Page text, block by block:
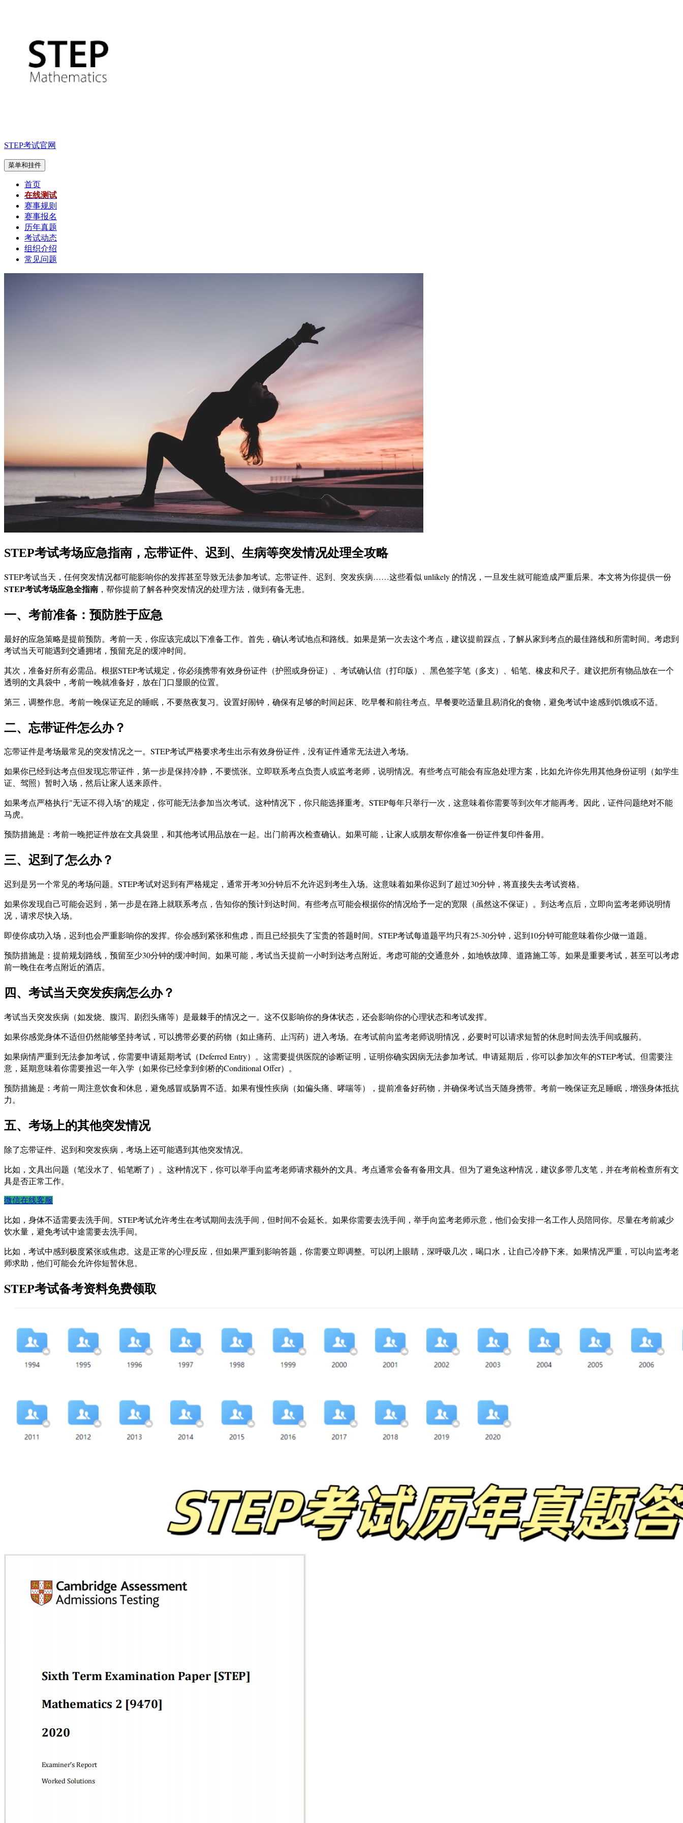
STEP考试官网
菜单和挂件
首页
在线测试
赛事规则
赛事报名
历年真题
考试动态
组织介绍
常见问题
STEP考试考场应急指南，忘带证件、迟到、生病等突发情况处理全攻略
STEP考试当天，任何突发情况都可能影响你的发挥甚至导致无法参加考试。忘带证件、迟到、突发疾病……这些看似 unlikely 的情况，一旦发生就可能造成严重后果。本文将为你提供一份
STEP考试考场应急全指南 ，帮你提前了解各种突发情况的处理方法，做到有备无患。
一、考前准备：预防胜于应急
最好的应急策略是提前预防。考前一天，你应该完成以下准备工作。首先，确认考试地点和路线。如果是第一次去这个考点，建议提前踩点，了解从家到考点的最佳路线和所需时间。考虑到
考试当天可能遇到交通拥堵，预留充足的缓冲时间。
其次，准备好所有必需品。根据STEP考试规定，你必须携带有效身份证件（护照或身份证）、考试确认信（打印版）、黑色签字笔（多支）、铅笔、橡皮和尺子。建议把所有物品放在一个
透明的文具袋中，考前一晚就准备好，放在门口显眼的位置。
第三，调整作息。考前一晚保证充足的睡眠，不要熬夜复习。设置好闹钟，确保有足够的时间起床、吃早餐和前往考点。早餐要吃适量且易消化的食物，避免考试中途感到饥饿或不适。
二、忘带证件怎么办？
忘带证件是考场最常见的突发情况之一。STEP考试严格要求考生出示有效身份证件，没有证件通常无法进入考场。
如果你已经到达考点但发现忘带证件，第一步是保持冷静，不要慌张。立即联系考点负责人或监考老师，说明情况。有些考点可能会有应急处理方案，比如允许你先用其他身份证明（如学生
证、驾照）暂时入场，然后让家人送来原件。
如果考点严格执行"无证不得入场"的规定，你可能无法参加当次考试。这种情况下，你只能选择重考。STEP每年只举行一次，这意味着你需要等到次年才能再考。因此，证件问题绝对不能
马虎。
预防措施是：考前一晚把证件放在文具袋里，和其他考试用品放在一起。出门前再次检查确认。如果可能，让家人或朋友帮你准备一份证件复印件备用。
三、迟到了怎么办？
迟到是另一个常见的考场问题。STEP考试对迟到有严格规定，通常开考30分钟后不允许迟到考生入场。这意味着如果你迟到了超过30分钟，将直接失去考试资格。
如果你发现自己可能会迟到，第一步是在路上就联系考点，告知你的预计到达时间。有些考点可能会根据你的情况给予一定的宽限（虽然这不保证）。到达考点后，立即向监考老师说明情
况，请求尽快入场。
即使你成功入场，迟到也会严重影响你的发挥。你会感到紧张和焦虑，而且已经损失了宝贵的答题时间。STEP考试每道题平均只有25-30分钟，迟到10分钟可能意味着你少做一道题。
预防措施是：提前规划路线，预留至少30分钟的缓冲时间。如果可能，考试当天提前一小时到达考点附近。考虑可能的交通意外，如地铁故障、道路施工等。如果是重要考试，甚至可以考虑
前一晚住在考点附近的酒店。
四、考试当天突发疾病怎么办？
考试当天突发疾病（如发烧、腹泻、剧烈头痛等）是最棘手的情况之一。这不仅影响你的身体状态，还会影响你的心理状态和考试发挥。
如果你感觉身体不适但仍然能够坚持考试，可以携带必要的药物（如止痛药、止泻药）进入考场。在考试前向监考老师说明情况，必要时可以请求短暂的休息时间去洗手间或服药。
如果病情严重到无法参加考试，你需要申请延期考试（Deferred Entry）。这需要提供医院的诊断证明，证明你确实因病无法参加考试。申请延期后，你可以参加次年的STEP考试。但需要注
意，延期意味着你需要推迟一年入学（如果你已经拿到剑桥的Conditional Offer）。
预防措施是：考前一周注意饮食和休息，避免感冒或肠胃不适。如果有慢性疾病（如偏头痛、哮喘等），提前准备好药物，并确保考试当天随身携带。考前一晚保证充足睡眠，增强身体抵抗
力。
五、考场上的其他突发情况
除了忘带证件、迟到和突发疾病，考场上还可能遇到其他突发情况。
比如，文具出问题（笔没水了、铅笔断了）。这种情况下，你可以举手向监考老师请求额外的文具。考点通常会备有备用文具。但为了避免这种情况，建议多带几支笔，并在考前检查所有文
具是否正常工作。
微信在线客服
比如，身体不适需要去洗手间。STEP考试允许考生在考试期间去洗手间，但时间不会延长。如果你需要去洗手间，举手向监考老师示意，他们会安排一名工作人员陪同你。尽量在考前减少
饮水量，避免考试中途需要去洗手间。
比如，考试中感到极度紧张或焦虑。这是正常的心理反应，但如果严重到影响答题，你需要立即调整。可以闭上眼睛，深呼吸几次，喝口水，让自己冷静下来。如果情况严重，可以向监考老
师求助，他们可能会允许你短暂休息。
STEP考试备考资料免费领取